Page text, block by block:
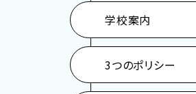
学校案内
3つのポリシー